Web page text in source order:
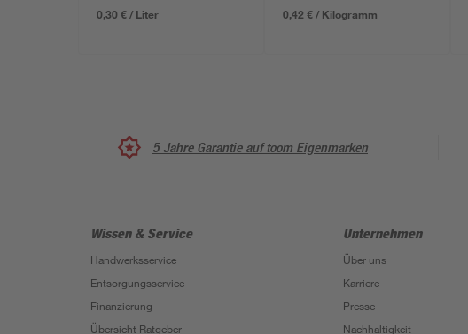
0,30 € / Liter 0,42 € / Kilogramm
5 Jahre Garantie auf toom Eigenmarken
Wissen & Service
Handwerksservice
Entsorgungsservice
Finanzierung
Übersicht Ratgeber
Unternehmen
Über uns
Karriere
Presse
Nachhaltigkeit